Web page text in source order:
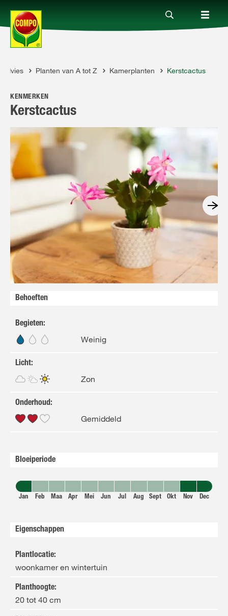
Producten
Advies
Thema's
Tot je dienst
Onderneming
FR NL
Advies Planten van A tot Z Kamerplanten Kerstcactus
KENMERKEN
Kerstcactus
Behoeften
Begieten:
Weinig
Licht:
Zon
Onderhoud:
Gemiddeld
Bloeiperiode
Jan Feb Maa Apr Mei Jun Jul Aug Sept Okt Nov Dec
Eigenschappen
Plantlocatie:
woonkamer en wintertuin
Planthoogte:
20 tot 40 cm